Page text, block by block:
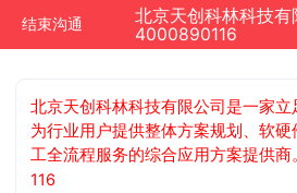
结束沟通
4000890116
北京天创科林科技有限公司是一家立
为行业用户提供整体方案规划、软
工全流程服务的综合应用方案提供
116